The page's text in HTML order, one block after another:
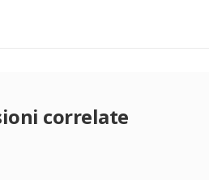
correlate